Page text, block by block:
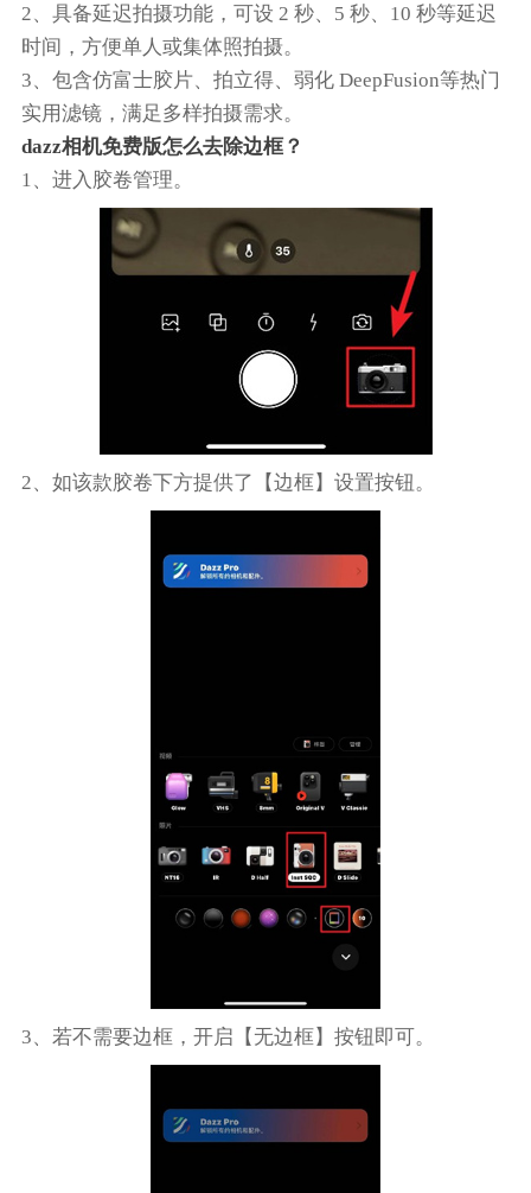
2、具备延迟拍摄功能，可设 2 秒、5 秒、10 秒等延迟
时间，方便单人或集体照拍摄。
3、包含仿富士胶片、拍立得、弱化 DeepFusion等热门
实用滤镜，满足多样拍摄需求。
dazz相机免费版怎么去除边框？
1、进入胶卷管理。
2、如该款胶卷下方提供了【边框】设置按钮。
3、若不需要边框，开启【无边框】按钮即可。